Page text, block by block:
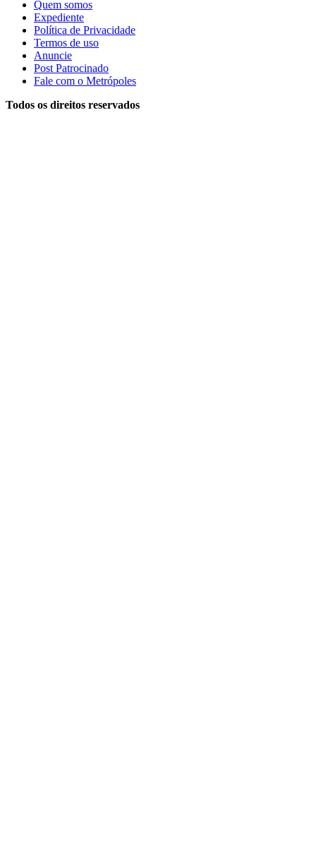
Quem somos
Expediente
Política de Privacidade
Termos de uso
Anuncie
Post Patrocinado
Fale com o Metrópoles
Todos os direitos reservados